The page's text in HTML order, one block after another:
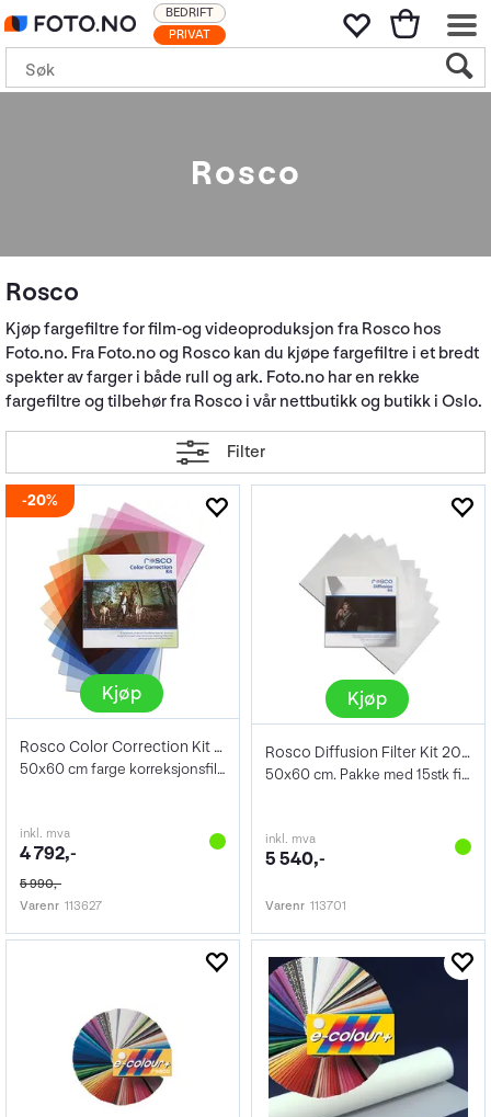
PRIVAT
BEDRIFT
Rosco
Rosco
Kjøp fargefiltre for film-og videoproduksjon fra Rosco hos
Foto.no. Fra Foto.no og Rosco kan du kjøpe fargefiltre i et bredt
spekter av farger i både rull og ark. Foto.no har en rekke
fargefiltre og tilbehør fra Rosco i vår nettbutikk og butikk i Oslo.
Filter
20%
Kjøp
Rosco Color Correction Kit 20"x24"
50x60 cm farge korreksjonsfilter 16stk
inkl. mva
4 792,-
5 990,-
Varenr 113627
Kjøp
Rosco Diffusion Filter Kit 20"x24"
50x60 cm. Pakke med 15stk filtre
inkl. mva
5 540,-
Varenr 113701